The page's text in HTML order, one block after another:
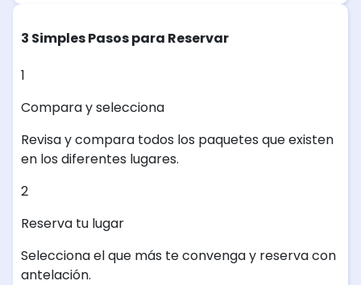
3 Simples Pasos para Reservar
1
Compara y selecciona
Revisa y compara todos los paquetes que existen
en los diferentes lugares.
2
Reserva tu lugar
Selecciona el que más te convenga y reserva con
antelación.